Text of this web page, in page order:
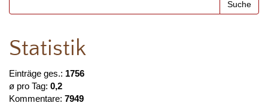
Statistik
Einträge ges.: 1756
ø pro Tag: 0,2
Kommentare: 7949